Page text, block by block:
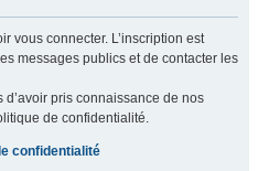
vous connecter. L’inscription est
messages publics et de contacter les
pris connaissance de nos
de confidentialité.
confidentialité